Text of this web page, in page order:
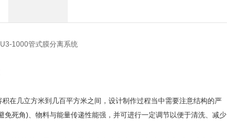
1000管式膜分离系统
在几立方米到几百平方米之间，设计制作过程当中需要注意结构的严
死角)、物料与能量传递性能强，并可进行一定调节以便于清洗、减少